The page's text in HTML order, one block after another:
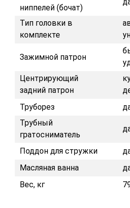
ниппелей (бочат)
Тип головки в
комплекте
Зажимной патрон
Центрирующий
задний патрон
Труборез
Трубный
гратосниматель
Поддон для стружки
Масляная ванна
Вес, кг